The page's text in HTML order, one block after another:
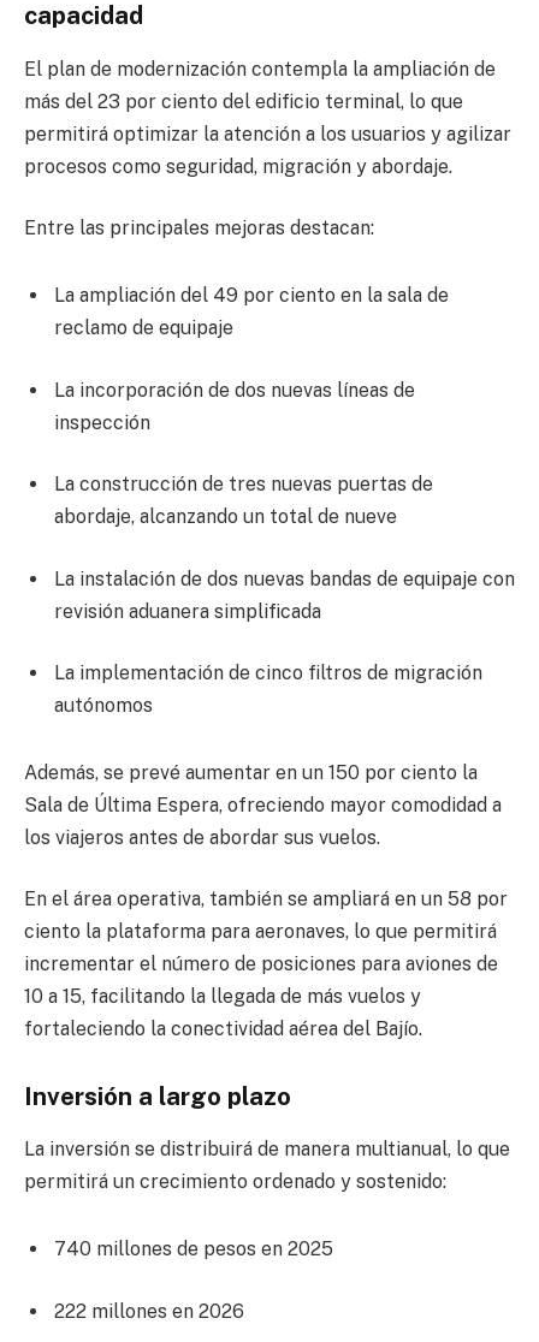
capacidad
El plan de modernización contempla la ampliación de
más del 23 por ciento del edificio terminal, lo que
permitirá optimizar la atención a los usuarios y agilizar
procesos como seguridad, migración y abordaje.
Entre las principales mejoras destacan:
La ampliación del 49 por ciento en la sala de
reclamo de equipaje
La incorporación de dos nuevas líneas de
inspección
La construcción de tres nuevas puertas de
abordaje, alcanzando un total de nueve
La instalación de dos nuevas bandas de equipaje con
revisión aduanera simplificada
La implementación de cinco filtros de migración
autónomos
Además, se prevé aumentar en un 150 por ciento la
Sala de Última Espera, ofreciendo mayor comodidad a
los viajeros antes de abordar sus vuelos.
En el área operativa, también se ampliará en un 58 por
ciento la plataforma para aeronaves, lo que permitirá
incrementar el número de posiciones para aviones de
10 a 15, facilitando la llegada de más vuelos y
fortaleciendo la conectividad aérea del Bajío.
Inversión a largo plazo
La inversión se distribuirá de manera multianual, lo que
permitirá un crecimiento ordenado y sostenido:
740 millones de pesos en 2025
222 millones en 2026